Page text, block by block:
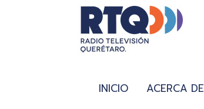
INICIO ACERCA DE